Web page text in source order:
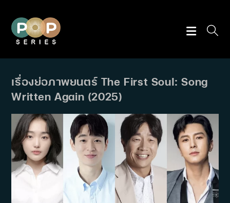
content
เรื่องย่อภาพยนตร์ The First Soul: Song
Written Again (2025)